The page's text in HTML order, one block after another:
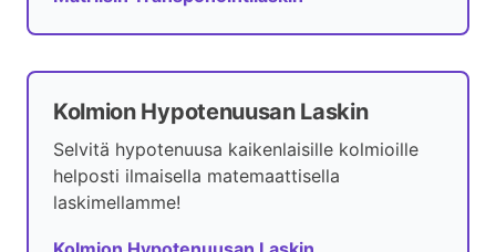
Kolmion Hypotenuusan Laskin
Selvitä hypotenuusa kaikenlaisille kolmioille
helposti ilmaisella matemaattisella
laskimellamme!